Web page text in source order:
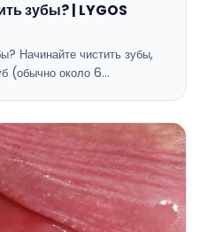
зубы? | LYGOS
Начинайте чистить зубы,
(обычно около 6…